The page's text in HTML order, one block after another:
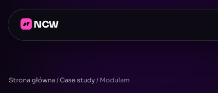
NCW
Strona główna/Case study/ Modulam